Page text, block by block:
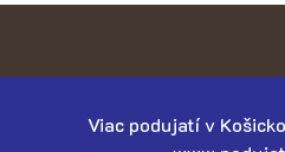
Viac podujatí v